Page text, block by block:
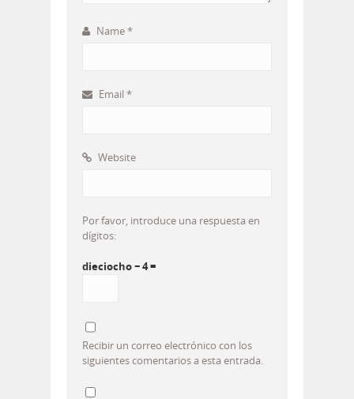
Name*
Email *
Website
Por favor, introduce una respuesta en
dígitos:
dieciocho − 4 =
Recibir un correo electrónico con los
siguientes comentarios a esta entrada.